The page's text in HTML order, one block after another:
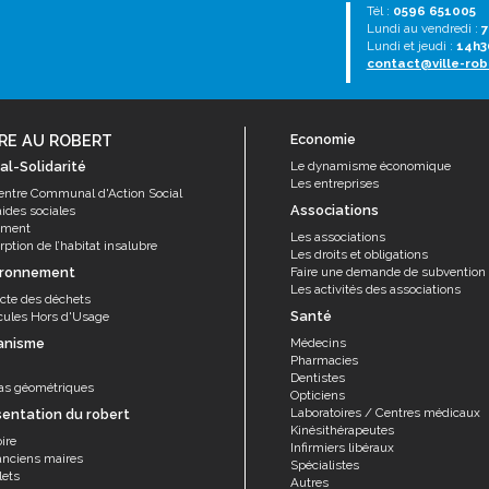
Tél : 0596 651005
Lundi au vendredi :
Lundi et jeudi :
contact@ville-
AU ROBERT
Solidarité
Communal d'Action Social
sociales
de l’habitat insalubre
des déchets
Hors d'Usage
géométriques
du robert
maires
Economie
Le dynamisme économique
Les entreprises
Associations
Les associations
Les droits et obligations
Faire une demande de subvention
Les activités des associations
Santé
Médecins
Pharmacies
Dentistes
Opticiens
Laboratoires / Centres médicaux
Kinésithérapeutes
Infirmiers libéraux
Spécialistes
Autres